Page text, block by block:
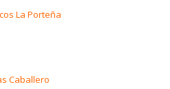
La Porteña
Caballero